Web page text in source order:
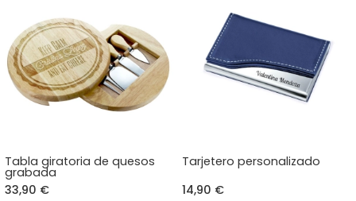
Tabla giratoria de quesos
grabada
33,90 €
Tarjetero personalizado
14,90 €